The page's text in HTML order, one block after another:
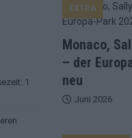
1
Monaco,
– der
neu
EXTRA
Juni 2026